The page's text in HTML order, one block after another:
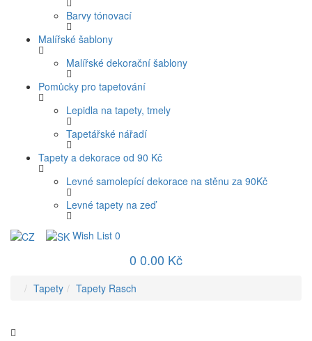
Barvy tónovací
Malířské šablony
Malířské dekorační šablony
Pomůcky pro tapetování
Lepidla na tapety, tmely
Tapetářské nářadí
Tapety a dekorace od 90 Kč
Levné samolepící dekorace na stěnu za 90Kč
Levné tapety na zeď
Wish List 0
0 0.00 Kč
Tapety Tapety Rasch